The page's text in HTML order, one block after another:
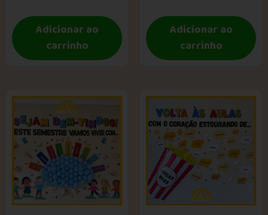
Adicionar ao
carrinho
Adicionar ao
carrinho